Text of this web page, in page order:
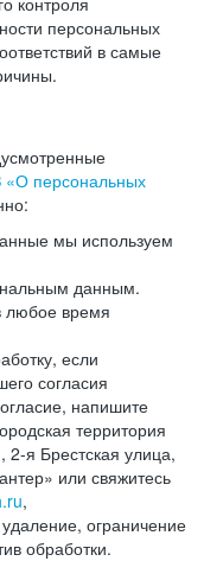
персональных
в самые
«О персональных
мы используем
данным.
любое время
если
согласия
напишите
территория
2-я Брестская улица,
или свяжитесь
,
ограничение
обработки.